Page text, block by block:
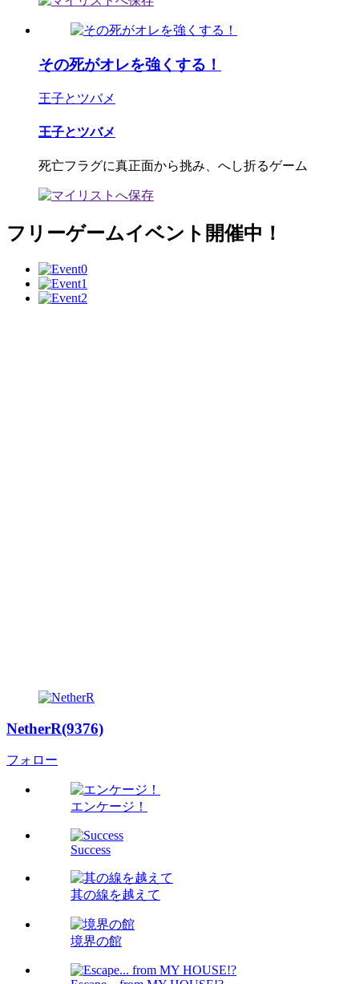
その死がオレを強くする！
王子とツバメ
王子とツバメ
死亡フラグに真正面から挑み、へし折るゲーム
フリーゲームイベント開催中！
NetherR(9376)
フォロー
エンケージ！
Success
其の線を越えて
境界の館